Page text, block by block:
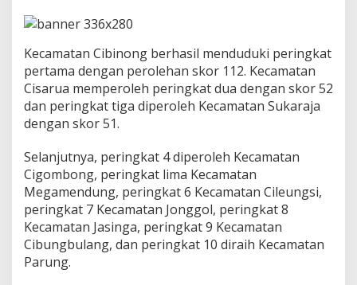
i
u
a
r
u
m
M
T
Q
k
e
Kecamatan Cibinong berhasil menduduki peringkat
pertama dengan perolehan skor 112. Kecamatan
Cisarua memperoleh peringkat dua dengan skor 52
dan peringkat tiga diperoleh Kecamatan Sukaraja
dengan skor 51.
Selanjutnya, peringkat 4 diperoleh Kecamatan
Cigombong, peringkat lima Kecamatan
Megamendung, peringkat 6 Kecamatan Cileungsi,
peringkat 7 Kecamatan Jonggol, peringkat 8
Kecamatan Jasinga, peringkat 9 Kecamatan
Cibungbulang, dan peringkat 10 diraih Kecamatan
Parung.